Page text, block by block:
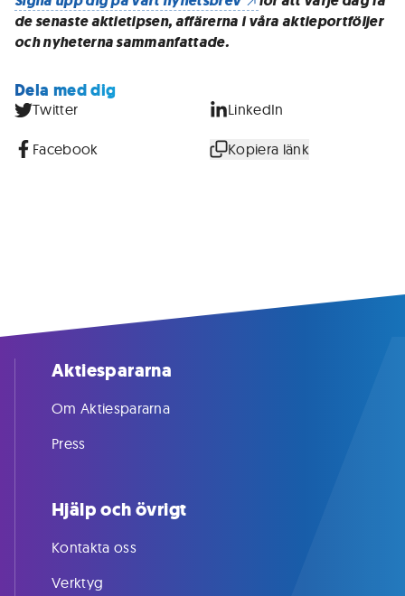
de senaste aktietipsen, affärerna i våra aktieportföljer
och nyheterna sammanfattade.
Dela med dig
Twitter LinkedIn
Facebook Kopiera länk
Aktiespararna
Om Aktiespararna
Press
Hjälp och övrigt
Kontakta oss
Verktyg